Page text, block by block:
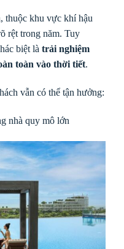
thuộc khu vực khí hậu
rệt trong năm. Tuy
biệt là trải nghiệm
toàn vào thời tiết.
vẫn có thể tận hưởng:
nhà quy mô lớn